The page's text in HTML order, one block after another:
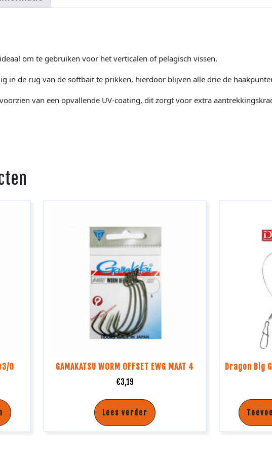
om te gebruiken voor het verticalen of pelagisch vissen.
in de rug van de softbait te prikken, hierdoor blijven alle drie de
van een opvallende UV-coating, dit zorgt voor extra
0
GAMAKATSU WORM OFFSET EWG MAAT 4
€3,19
Lees verder
Dragon Big